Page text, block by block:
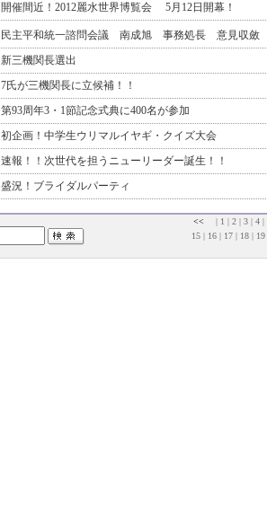
開催間近！2012麗水世界博覧会 5月12日開幕！
民主平和統一諮問会議 南成旭 事務処長 意見収
新三機関長選出
7氏が三機関長に立候補！！
第93周年3・1節記念式典に400名が参加
初企画！中学生ウリマルイヤギ・クイズ大会
速報！！次世代を担うニューリーダー誕生！！
盛況！ブライダルパーティ
<< | 1 | 2 | 3 | 4 |
15 | 16 | 17 | 18 | 19